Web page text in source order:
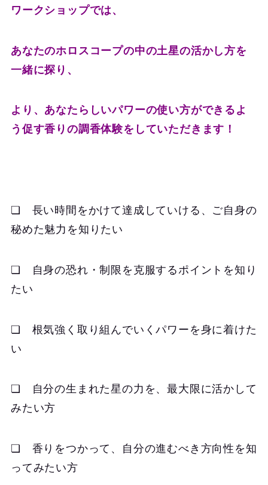
ワークショップでは、
あなたのホロスコープの中の土星の活かし方を
一緒に探り、
より、あなたらしいパワーの使い方ができるよ
う促す香りの調香体験をしていただきます！
❏ 長い時間をかけて達成していける、ご自身の
秘めた魅力を知りたい
❏ 自身の恐れ・制限を克服するポイントを知り
たい
❏ 根気強く取り組んでいくパワーを身に着けた
い
❏ 自分の生まれた星の力を、最大限に活かして
みたい方
❏ 香りをつかって、自分の進むべき方向性を知
ってみたい方